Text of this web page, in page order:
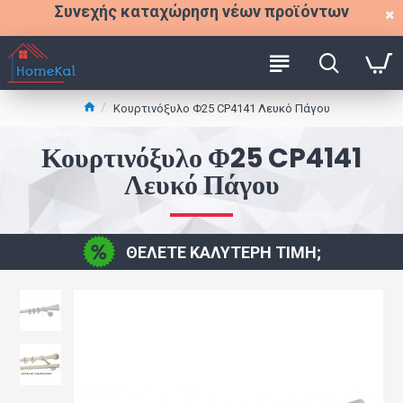
Συνεχής καταχώρηση νέων προϊόντων
Κουρτινόξυλο Φ25 CP4141 Λευκό Πάγου
Κουρτινόξυλο Φ25 CP4141
Λευκό Πάγου
ΘΕΛΕΤΕ ΚΑΛΥΤΕΡΗ ΤΙΜΗ;